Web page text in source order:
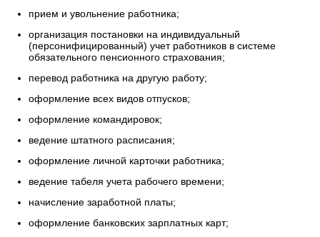
прием и увольнение работника;
организация постановки на индивидуальный
(персонифицированный) учет работников в системе
обязательного пенсионного страхования;
перевод работника на другую работу;
оформление всех видов отпусков;
оформление командировок;
ведение штатного расписания;
оформление личной карточки работника;
ведение табеля учета рабочего времени;
начисление заработной платы;
оформление банковских зарплатных карт;